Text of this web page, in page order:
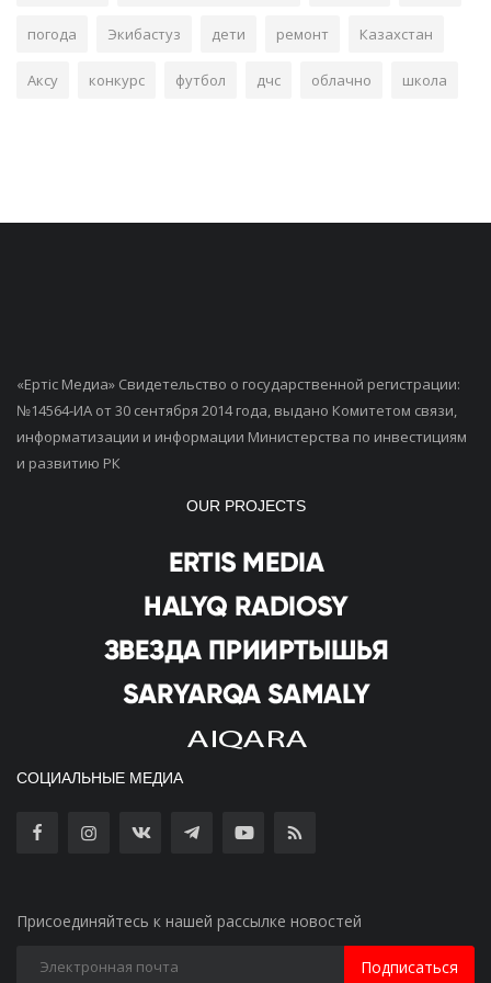
погода Экибастуз дети ремонт Казахстан
Аксу конкурс футбол дчс облачно школа
«Ертiс Медиа» Свидетельство о государственной регистрации:
№14564-ИА от 30 сентября 2014 года, выдано Комитетом связи,
информатизации и информации Министерства по инвестициям
и развитию РК
OUR PROJECTS
СОЦИАЛЬНЫЕ МЕДИА
Присоединяйтесь к нашей рассылке новостей
Подписаться